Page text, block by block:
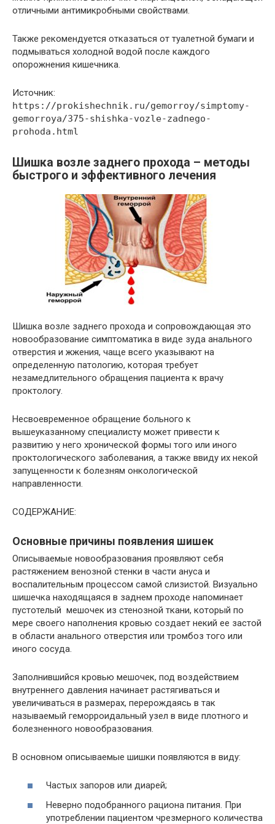
отличными антимикробными свойствами.
Также рекомендуется отказаться от туалетной бумаги и
подмываться холодной водой после каждого
опорожнения кишечника.
Источник:
https://prokishechnik.ru/gemorroy/simptomy-
gemorroya/375-shishka-vozle-zadnego-
prohoda.html
Шишка возле заднего прохода – методы
быстрого и эффективного лечения
Шишка возле заднего прохода и сопровождающая это
новообразование симптоматика в виде зуда анального
отверстия и жжения, чаще всего указывают на
определенную патологию, которая требует
незамедлительного обращения пациента к врачу
проктологу.
Несвоевременное обращение больного к
вышеуказанному специалисту может привести к
развитию у него хронической формы того или иного
проктологического заболевания, а также ввиду их некой
запущенности к болезням онкологической
направленности.
СОДЕРЖАНИЕ:
Основные причины появления шишек
Описываемые новообразования проявляют себя
растяжением венозной стенки в части ануса и
воспалительным процессом самой слизистой. Визуально
шишечка находящаяся в заднем проходе напоминает
пустотелый мешочек из стенозной ткани, который по
мере своего наполнения кровью создает некий ее застой
в области анального отверстия или тромбоз того или
иного сосуда.
Заполнившийся кровью мешочек, под воздействием
внутреннего давления начинает растягиваться и
увеличиваться в размерах, перерождаясь в так
называемый геморроидальный узел в виде плотного и
болезненного новообразования.
В основном описываемые шишки появляются в виду:
Частых запоров или диарей;
Неверно подобранного рациона питания. При
употреблении пациентом чрезмерного количества